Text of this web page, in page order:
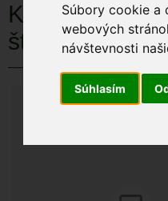
Súbory cookie a
webových
návštevnosti
Súhlasím
Karbonátové
štrbinovou